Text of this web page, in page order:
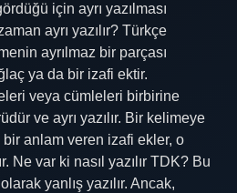
için ayrı yazılması
ayrı yazılır? Türkçe
ayrılmaz bir parçası
ya da bir izafi ektir.
veya cümleleri birbirine
ve ayrı yazılır. Bir kelimeye
bir anlam veren izafi ekler, o
Ne var ki nasıl yazılır TDK? Bu
yanlış yazılır. Ancak,